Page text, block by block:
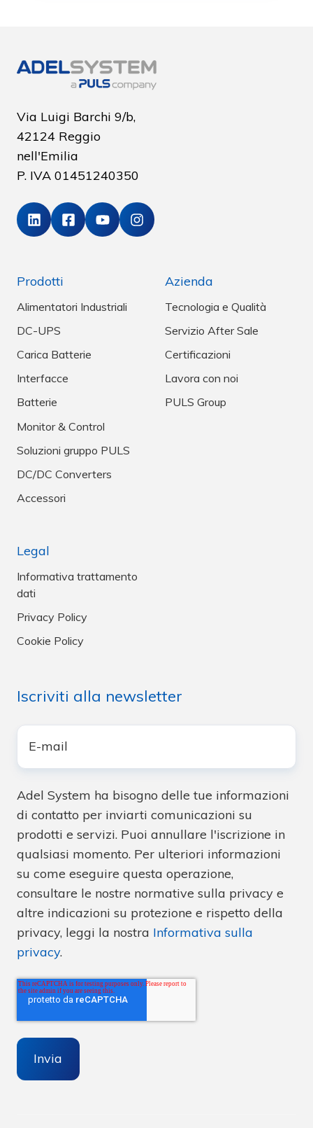
Via Luigi Barchi 9/b,
42124 Reggio
nell'Emilia
P. IVA 01451240350
Prodotti
Alimentatori Industriali
DC-UPS
Carica Batterie
Interfacce
Batterie
Monitor & Control
Soluzioni gruppo PULS
DC/DC Converters
Accessori
Azienda
Tecnologia e Qualità
Servizio After Sale
Certificazioni
Lavora con noi
PULS Group
Legal
Informativa trattamento
dati
Privacy Policy
Cookie Policy
Iscriviti alla newsletter
mail*
Adel System ha bisogno delle tue informazioni
di contatto per inviarti comunicazioni su
prodotti e servizi. Puoi annullare l'iscrizione in
qualsiasi momento. Per ulteriori informazioni
su come eseguire questa operazione,
consultare le nostre normative sulla privacy e
altre indicazioni su protezione e rispetto della
privacy, leggi la nostra Informativa sulla
privacy.